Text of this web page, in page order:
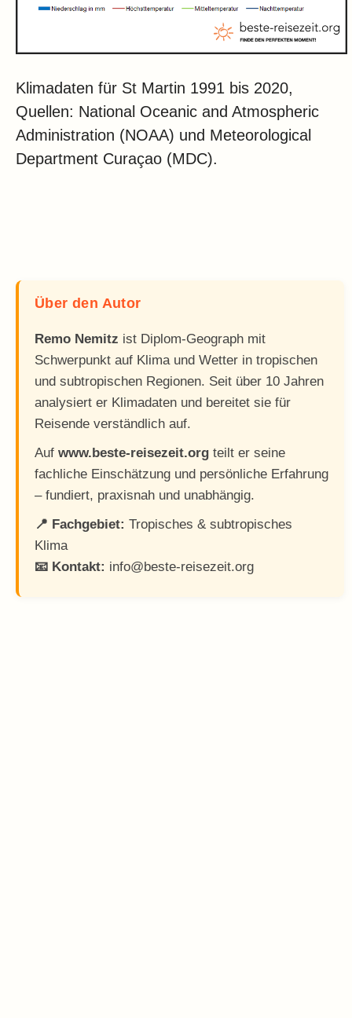
Klimadaten für St Martin 1991 bis 2020,
Quellen: National Oceanic and Atmospheric
Administration (NOAA) und Meteorological
Department Curaçao (MDC).
Über den Autor
Remo Nemitz ist Diplom-Geograph mit
Schwerpunkt auf Klima und Wetter in tropischen
und subtropischen Regionen. Seit über 10 Jahren
analysiert er Klimadaten und bereitet sie für
Reisende verständlich auf.
Auf www.beste-reisezeit.org teilt er seine
fachliche Einschätzung und persönliche Erfahrung
– fundiert, praxisnah und unabhängig.
📍 Fachgebiet: Tropisches & subtropisches
Klima
📧 Kontakt: info@beste-reisezeit.org